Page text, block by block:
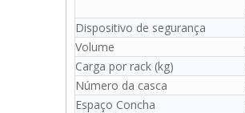
Dispositivo de segurança
Volume
Carga por rack (kg)
Número da casca
Espaço Concha